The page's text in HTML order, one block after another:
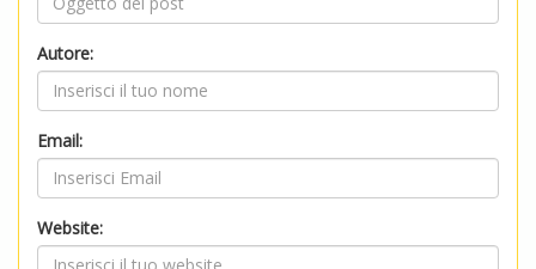
Autore:
Email:
Website: